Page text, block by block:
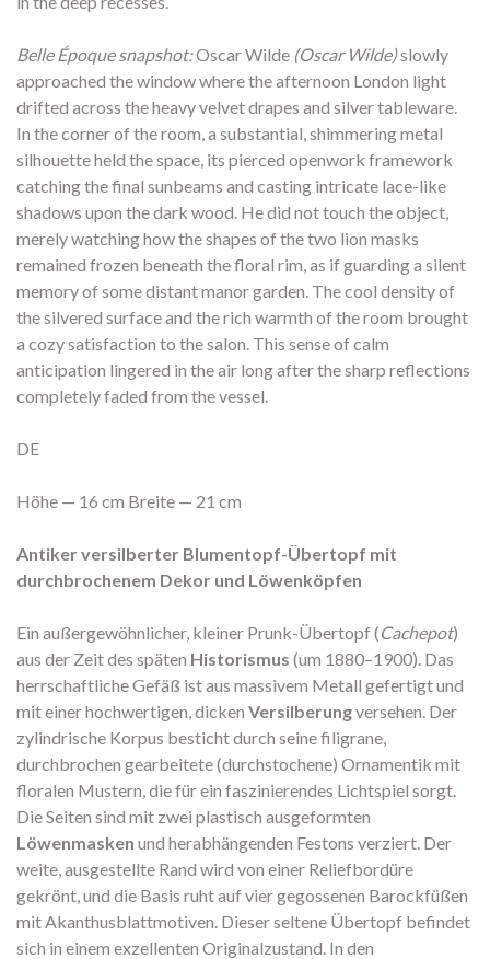
Belle Époque snapshot:Oscar Wilde (Oscar Wilde)slowly
approached the window where the afternoon London light
drifted across the heavy velvet drapes and silver tableware.
In the corner of the room, a substantial, shimmering metal
silhouette held the space, its pierced openwork framework
catching the final sunbeams and casting intricate lace-like
shadows upon the dark wood. He did not touch the object,
merely watching how the shapes of the two lion masks
remained frozen beneath the floral rim, as if guarding a silent
memory of some distant manor garden. The cool density of
the silvered surface and the rich warmth of the room brought
a cozy satisfaction to the salon. This sense of calm
anticipation lingered in the air long after the sharp reflections
completely faded from the vessel.
DE
Höhe — 16 cm Breite — 21 cm
Antiker versilberter Blumentopf-Übertopf mit
durchbrochenem Dekor und Löwenköpfen
Ein außergewöhnlicher, kleiner Prunk-Übertopf (Cachepot)
aus der Zeit des späten Historismus (um 1880–1900). Das
herrschaftliche Gefäß ist aus massivem Metall gefertigt und
mit einer hochwertigen, dicken Versilberungversehen. Der
zylindrische Korpus besticht durch seine filigrane,
durchbrochen gearbeitete (durchstochene) Ornamentik mit
floralen Mustern, die für ein faszinierendes Lichtspiel sorgt.
Die Seiten sind mit zwei plastisch ausgeformten
Löwenmasken und herabhängenden Festons verziert. Der
weite, ausgestellte Rand wird von einer Reliefbordüre
gekrönt, und die Basis ruht auf vier gegossenen Barockfüßen
mit Akanthusblattmotiven. Dieser seltene Übertopf befindet
sich in einem exzellenten Originalzustand. In den